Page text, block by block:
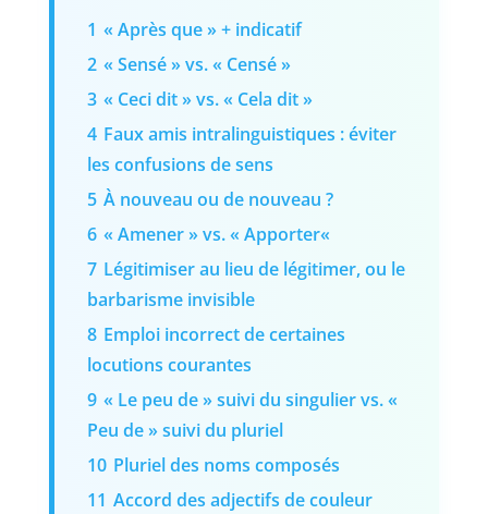
1 « Après que » + indicatif
2 « Sensé » vs. « Censé »
3 « Ceci dit » vs. « Cela dit »
4 Faux amis intralinguistiques : éviter
les confusions de sens
5 À nouveau ou de nouveau ?
6 « Amener » vs. « Apporter«
7 Légitimiser au lieu de légitimer, ou le
barbarisme invisible
8 Emploi incorrect de certaines
locutions courantes
9 « Le peu de » suivi du singulier vs. «
Peu de » suivi du pluriel
10 Pluriel des noms composés
11 Accord des adjectifs de couleur